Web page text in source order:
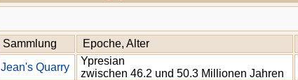
Sammlung Epoche, Alter
Jean's Quarry
Ypresian
zwischen 46.2 und 50.3 Millionen Jahren